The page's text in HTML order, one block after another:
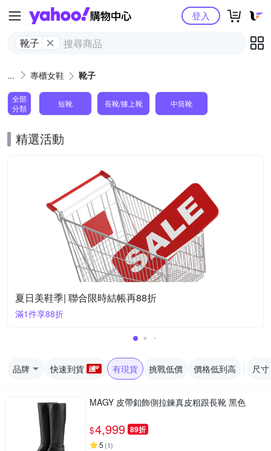
Yahoo購物中心
靴子
登入
專櫃女鞋 靴子
全部
分類
短靴 長靴/膝上靴 中筒靴
精選活動
夏日美鞋季| 聯合限時結帳再88折
滿1件享88折
品牌 快速到貨 有現貨 挑戰低價 價格低到高 尺寸
MAGY 皮帶釦飾側拉鍊真皮粗跟長靴 黑色
$4,999 89折
5 (1)